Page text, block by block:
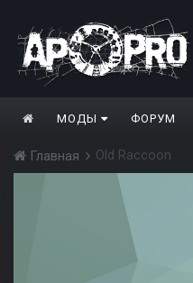
МОДЫ ФОРУМ
Главная Old Raccoon